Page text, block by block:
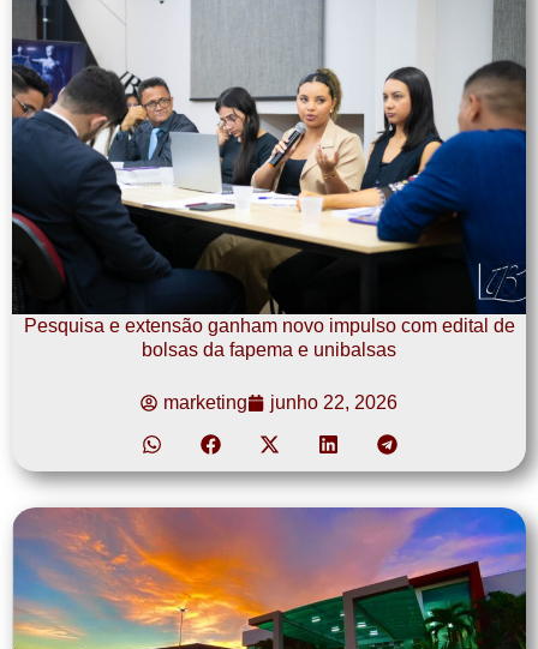
Pesquisa e extensão ganham novo impulso com edital de
bolsas da fapema e unibalsas
marketing junho 22, 2026